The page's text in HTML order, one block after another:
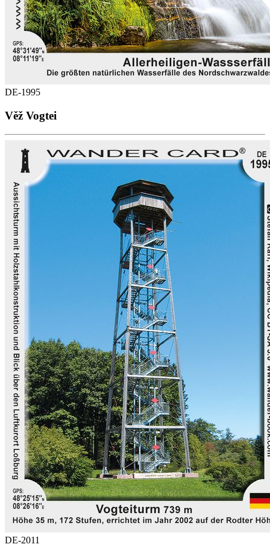
DE-1995
Věž Vogtei
DE-2011